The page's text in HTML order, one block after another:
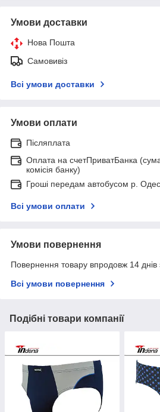
Умови доставки
Нова Пошта
Самовивіз
Всі умови доставки
Умови оплати
Післяплата
Оплата на счетПриватБанка
комісія банку)
Гроші передам автобусом р.
Всі умови оплати
Умови повернення
Повернення товару впродовж 14 днів
Всі умови повернення
Подібні товари компанії